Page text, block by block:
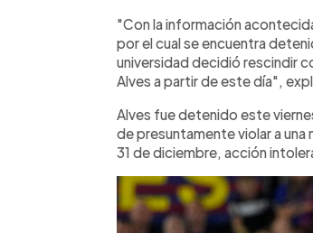
"Con la información
por el cual se encuentra
universidad decidió rescindir
Alves a partir de este día",
Alves fue detenido este
de presuntamente violar a una
31 de diciembre, acción